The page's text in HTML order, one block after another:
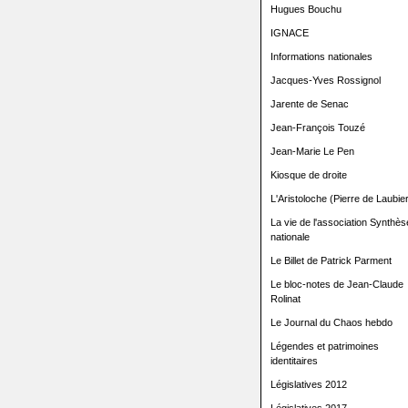
Hugues Bouchu
IGNACE
Informations nationales
Jacques-Yves Rossignol
Jarente de Senac
Jean-François Touzé
Jean-Marie Le Pen
Kiosque de droite
L'Aristoloche (Pierre de
La vie de l'association
nationale
Le Billet de Patrick Parment
Le bloc-notes de Jean-Claude
Rolinat
Le Journal du Chaos hebdo
Légendes et patrimoines
identitaires
Législatives 2012